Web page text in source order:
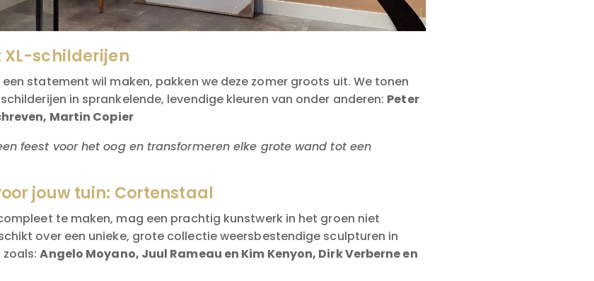
XL-schilderijen
statement wil maken, pakken we deze zomer groots uit. We tonen
in sprankelende, levendige kleuren van onder anderen: Peter
Martin Copier
feest voor het oog en transformeren elke grote wand tot een
jouw tuin: Cortenstaal
te maken, mag een prachtig kunstwerk in het groen niet
over een unieke, grote collectie weersbestendige sculpturen in
zoals:Angelo Moyano, Juul Rameau en Kim Kenyon, Dirk Verberne en